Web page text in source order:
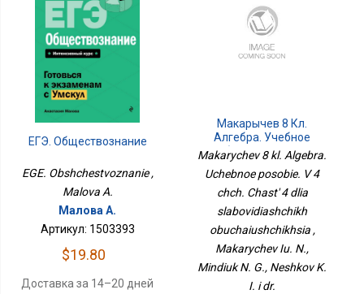
ЕГЭ. Обществознание
EGE. Obshchestvoznanie ,
Malova A.
Малова А.
Артикул: 1503393
$19.80
Доставка за 14–20 дней
Макарычев 8 Кл.
Алгебра. Учебное
Пособие. В 4 Чч. Часть 4
Для Слабовидящих
Обучающихся
Makarychev 8 kl. Algebra.
Uchebnoe posobie. V 4
chch. Chast' 4 dlia
slabovidiashchikh
obuchaiushchikhsia ,
Makarychev Iu. N.,
Mindiuk N. G., Neshkov K.
I. i dr.